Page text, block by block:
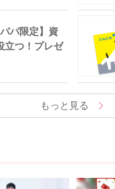
パ限定】資
立つ！プレゼ
もっと見る